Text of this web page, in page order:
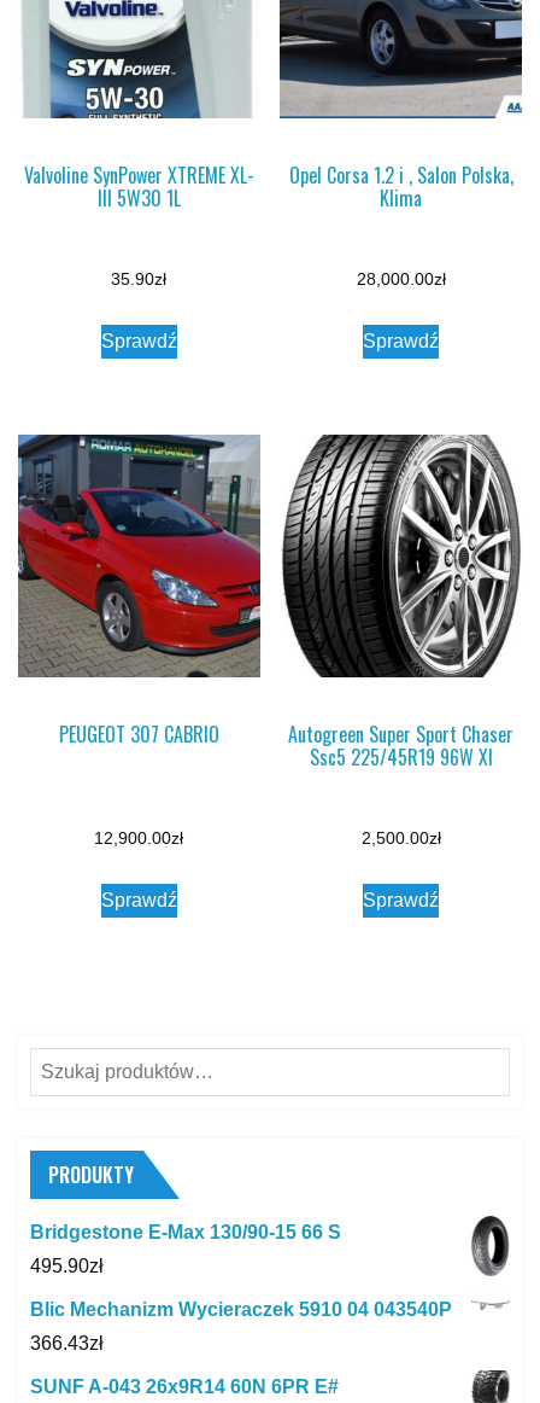
Valvoline SynPower XTREME XL-
III 5W30 1L
35.90zł
Sprawdź
Opel Corsa 1.2 i , Salon Polska,
Klima
28,000.00zł
Sprawdź
PEUGEOT 307 CABRIO
12,900.00zł
Sprawdź
Autogreen Super Sport Chaser
Ssc5 225/45R19 96W Xl
2,500.00zł
Sprawdź
Szukaj:
PRODUKTY
Bridgestone E-Max 130/90-15 66 S
495.90zł
Blic Mechanizm Wycieraczek 5910 04 043540P
366.43zł
SUNF A-043 26x9R14 60N 6PR E#